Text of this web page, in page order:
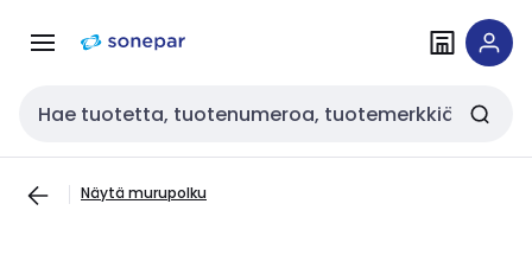
navigointiinsisältöön
Haku
Näytä murupolku